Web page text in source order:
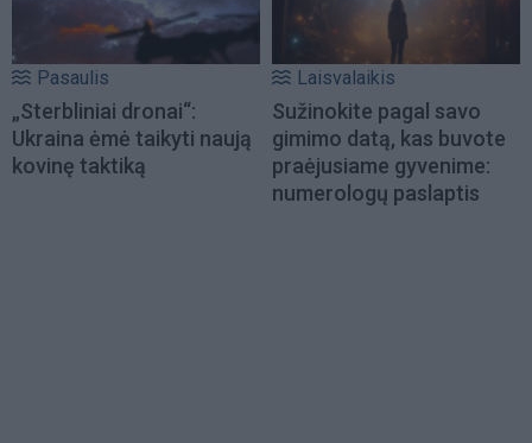
Pasaulis
„Sterbliniai dronai“:
Ukraina ėmė taikyti naują
kovinę taktiką
Laisvalaikis
Sužinokite pagal savo
gimimo datą, kas buvote
praėjusiame gyvenime:
numerologų paslaptis